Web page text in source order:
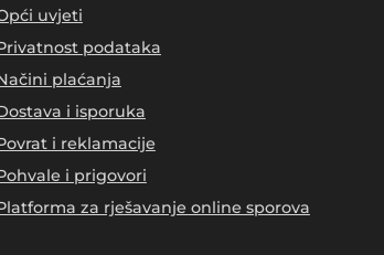
uvjeti
podataka
plaćanja
i isporuka
i reklamacije
i prigovori
za rješavanje online sporova